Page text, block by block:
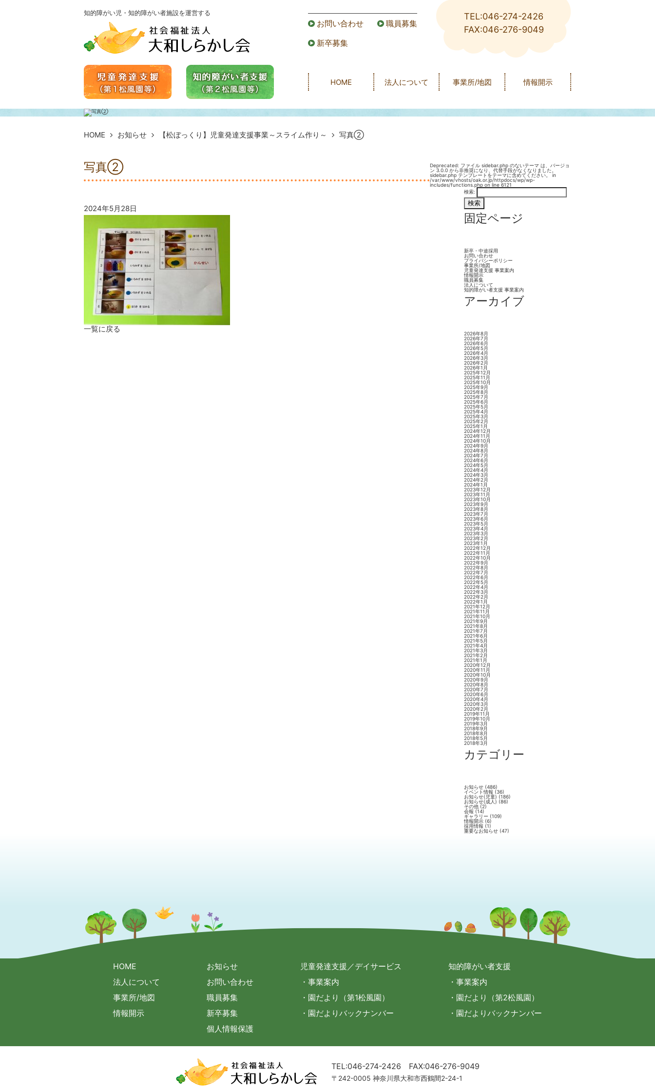
知的障がい児・知的障がい者施設を運営する
お問い合わせ
職員募集
新卒募集
TEL:046-274-2426
FAX:046-276-9049
HOME 法人について 事業所/地図 情報開示
HOME お知らせ 【松ぼっくり】児童発達支援事業～スライム作り～ 写真②
写真②
2024年5月28日
一覧に戻る
Deprecated: ファイル sidebar.php のないテーマ は、バージョ
ン 3.0.0 から非推奨になり、代替手段がなくなりました。
sidebar.php テンプレートをテーマに含めてください。 in
/var/www/vhosts/oak.or.jp/httpdocs/wp/wp-
includes/functions.php on line 6121
検索:
固定ページ
新卒・中途採用
お問い合わせ
プライバシーポリシー
事業所/地図
児童発達支援 事業案内
情報開示
職員募集
法人について
知的障がい者支援 事業案内
アーカイブ
2026年8月
2026年7月
2026年6月
2026年5月
2026年4月
2026年3月
2026年2月
2026年1月
2025年12月
2025年11月
2025年10月
2025年9月
2025年8月
2025年7月
2025年6月
2025年5月
2025年4月
2025年3月
2025年2月
2025年1月
2024年12月
2024年11月
2024年10月
2024年9月
2024年8月
2024年7月
2024年6月
2024年5月
2024年4月
2024年3月
2024年2月
2024年1月
2023年12月
2023年11月
2023年10月
2023年9月
2023年8月
2023年7月
2023年6月
2023年5月
2023年4月
2023年3月
2023年2月
2023年1月
2022年12月
2022年11月
2022年10月
2022年9月
2022年8月
2022年7月
2022年6月
2022年5月
2022年4月
2022年3月
2022年2月
2022年1月
2021年12月
2021年11月
2021年10月
2021年9月
2021年8月
2021年7月
2021年6月
2021年5月
2021年4月
2021年3月
2021年2月
2021年1月
2020年12月
2020年11月
2020年10月
2020年9月
2020年8月
2020年7月
2020年6月
2020年4月
2020年3月
2020年2月
2019年11月
2019年10月
2019年3月
2018年9月
2018年8月
2018年5月
2018年3月
カテゴリー
お知らせ (486)
イベント情報 (36)
お知らせ(児童) (186)
お知らせ(成人) (86)
その他 (2)
会報(14)
ギャラリー (109)
情報開示 (6)
採用情報 (1)
重要なお知らせ (47)
HOME
法人について
事業所/地図
情報開示
お知らせ
お問い合わせ
職員募集
新卒募集
個人情報保護
児童発達支援／デイサービス
・事業案内
・園だより（第1松風園）
・園だよりバックナンバー
知的障がい者支援
・事業案内
・園だより（第2松風園）
・園だよりバックナンバー
TEL:046-274-2426 FAX:046-276-9049
〒242-0005 神奈川県大和市西鶴間2-24-1